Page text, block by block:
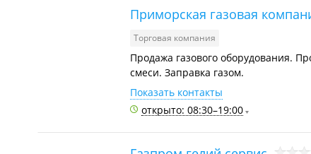
Приморская газовая
Торговая компания
Продажа газового оборудования.
смеси. Заправка газом.
Показать контакты
открыто: 08:30–19:00